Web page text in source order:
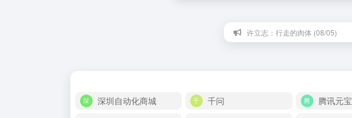
许立志：行走的肉体 (08/05)
深圳自动化商城
千问 腾讯元宝